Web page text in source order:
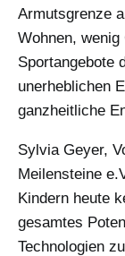
Armutsgrenze
Wohnen,
Sportangebote
unerheblichen
ganzheitliche
Sylvia Geyer,
Meilensteine
Kindern heute
gesamtes
Technologien